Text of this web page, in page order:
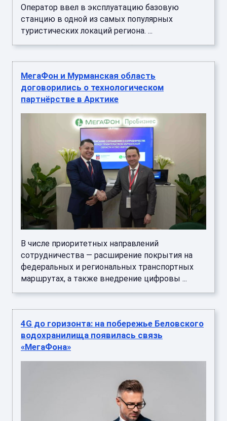
Оператор ввел в эксплуатацию базовую
станцию в одной из самых популярных
туристических локаций региона. ...
МегаФон и Мурманская область
договорились о технологическом
партнёрстве в Арктике
В числе приоритетных направлений
сотрудничества — расширение покрытия на
федеральных и региональных транспортных
маршрутах, а также внедрение цифровы ...
4G до горизонта: на побережье Беловского
водохранилища появилась связь
«МегаФона»